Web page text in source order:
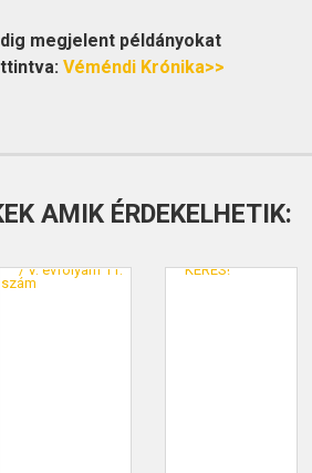
megjelent példányokat
Véméndi Krónika>>
AMIK ÉRDEKELHETIK: